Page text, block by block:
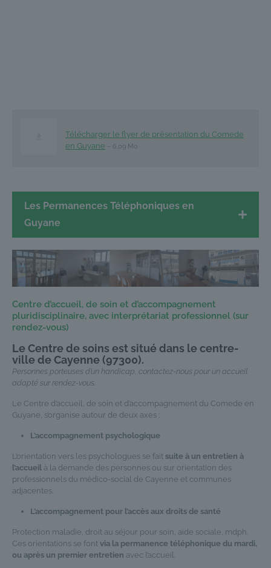
Télécharger le flyer de présentation du Comede
en Guyane – 6,09 Mo
Les Permanences Téléphoniques en
Guyane
Centre d’accueil, de soin et d’accompagnement
pluridisciplinaire, avec interprétariat professionnel (sur
rendez-vous)
Le Centre de soins est situé dans le centre-
ville de Cayenne (97300).
Personnes porteuses d’un handicap, contactez-nous pour un accueil
adapté sur rendez-vous.
Le Centre d’accueil, de soin et d’accompagnement du Comede en
Guyane, s’organise autour de deux axes :
L’accompagnement psychologique
L’orientation vers les psychologues se fait suite à un entretien à
l’accueil à la demande des personnes ou sur orientation des
professionnels du médico-social de Cayenne et communes
adjacentes.
L’accompagnement pour l’accès aux droits de santé
Protection maladie, droit au séjour pour soin, aide sociale, mdph.
Ces orientations se font via la permanence téléphonique du mardi,
ou après un premier entretien avec l’accueil.